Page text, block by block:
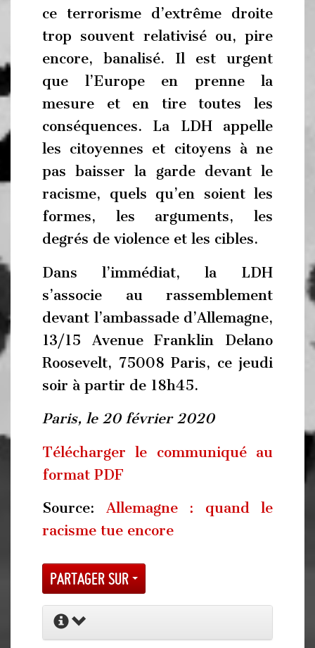
ce terrorisme d’extrême droite
trop souvent relativisé ou, pire
encore, banalisé. Il est urgent
que l’Europe en prenne la
mesure et en tire toutes les
conséquences. La LDH appelle
les citoyennes et citoyens à ne
pas baisser la garde devant le
racisme, quels qu’en soient les
formes, les arguments, les
degrés de violence et les cibles.
Dans l’immédiat, la LDH
s’associe au rassemblement
devant l’ambassade d’Allemagne,
13/15 Avenue Franklin Delano
Roosevelt, 75008 Paris, ce jeudi
soir à partir de 18h45.
Paris, le 20 février 2020
Télécharger le communiqué au
format PDF
Source: Allemagne : quand le
racisme tue encore
Partager sur